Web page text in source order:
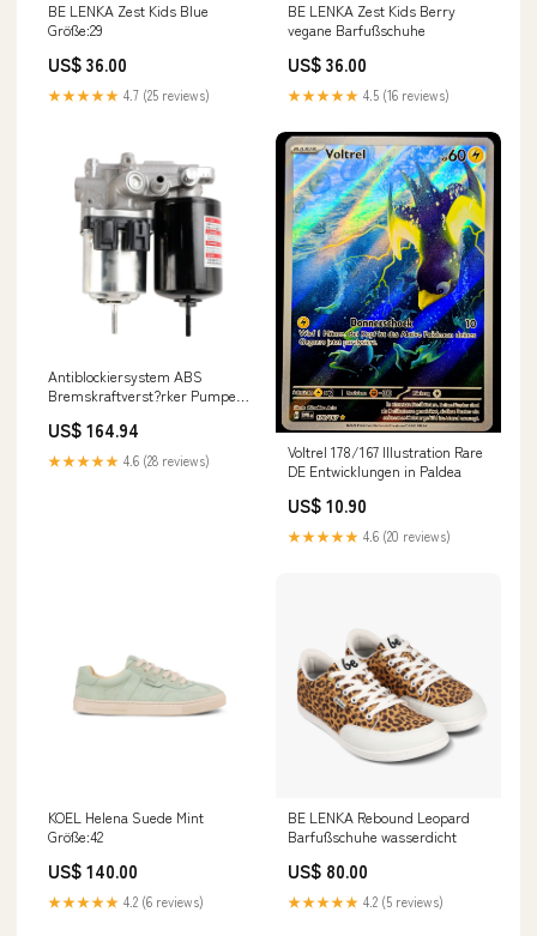
BE LENKA Zest Kids Blue
Größe:29
US$ 36.00
★★★★★ 4.7 (25 reviews)
BE LENKA Zest Kids Berry
vegane Barfußschuhe
US$ 36.00
★★★★★ 4.5 (16 reviews)
Antiblockiersystem ABS
Bremskraftverst?rker Pumpe
Prius Lexus Universal Fork
Preload Adjusters
US$ 164.94
★★★★★ 4.6 (28 reviews)
Voltrel 178/167 Illustration Rare
DE Entwicklungen in Paldea
US$ 10.90
★★★★★ 4.6 (20 reviews)
KOEL Helena Suede Mint
Größe:42
US$ 140.00
★★★★★ 4.2 (6 reviews)
BE LENKA Rebound Leopard
Barfußschuhe wasserdicht
US$ 80.00
★★★★★ 4.2 (5 reviews)